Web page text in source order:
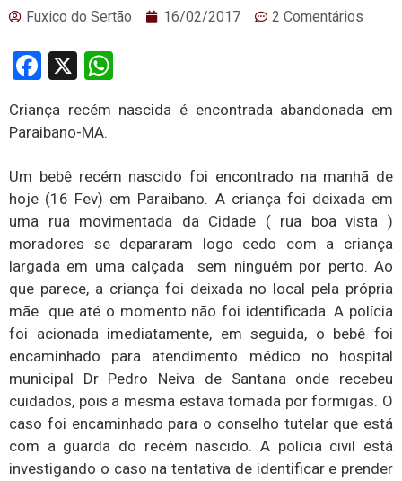
Fuxico do Sertão 16/02/2017 2 Comentários
Facebook
X
Criança recém nascida é encontrada abandonada em
Paraibano-MA.
Um bebê recém nascido foi encontrado na manhã de
hoje (16 Fev) em Paraibano. A criança foi deixada em
uma rua movimentada da Cidade ( rua boa vista )
moradores se depararam logo cedo com a criança
largada em uma calçada sem ninguém por perto. Ao
que parece, a criança foi deixada no local pela própria
mãe que até o momento não foi identificada. A polícia
foi acionada imediatamente, em seguida, o bebê foi
encaminhado para atendimento médico no hospital
municipal Dr Pedro Neiva de Santana onde recebeu
cuidados, pois a mesma estava tomada por formigas. O
caso foi encaminhado para o conselho tutelar que está
com a guarda do recém nascido. A polícia civil está
investigando o caso na tentativa de identificar e prender